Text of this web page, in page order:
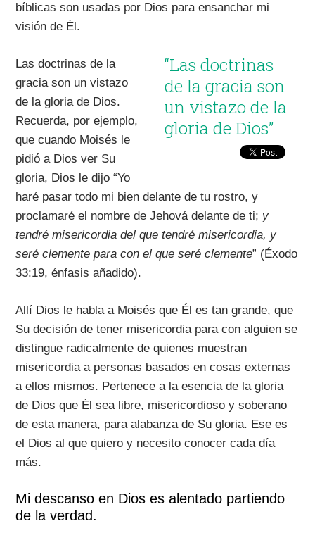
bíblicas son usadas por Dios para ensanchar mi
visión de Él.
“Las doctrinas
de la gracia son
un vistazo de la
gloria de Dios”
Las doctrinas de la
gracia son un vistazo
de la gloria de Dios.
Recuerda, por ejemplo,
que cuando Moisés le
pidió a Dios ver Su
gloria, Dios le dijo “Yo
haré pasar todo mi bien delante de tu rostro, y
proclamaré el nombre de Jehová delante de ti; y
tendré misericordia del que tendré misericordia, y
seré clemente para con el que seré clemente” (Éxodo
33:19, énfasis añadido).
Allí Dios le habla a Moisés que Él es tan grande, que
Su decisión de tener misericordia para con alguien se
distingue radicalmente de quienes muestran
misericordia a personas basados en cosas externas
a ellos mismos. Pertenece a la esencia de la gloria
de Dios que Él sea libre, misericordioso y soberano
de esta manera, para alabanza de Su gloria. Ese es
el Dios al que quiero y necesito conocer cada día
más.
Mi descanso en Dios es alentado partiendo
de la verdad.